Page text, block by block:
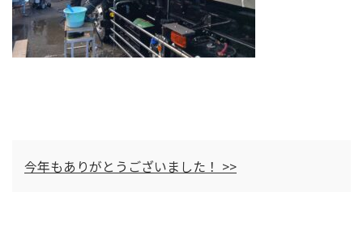
今年もありがとうございました！ >>